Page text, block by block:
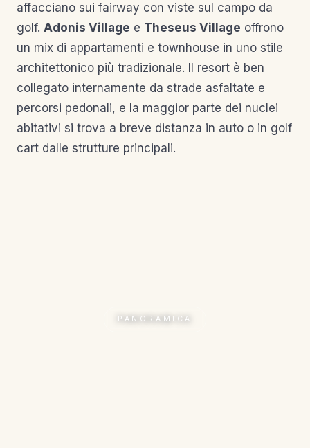
affacciano sui fairway con viste sul campo da
golf. Adonis Village e Theseus Village offrono
un mix di appartamenti e townhouse in uno stile
architettonico più tradizionale. Il resort è ben
collegato internamente da strade asfaltate e
percorsi pedonali, e la maggior parte dei nuclei
abitativi si trova a breve distanza in auto o in golf
cart dalle strutture principali.
PANORAMICA